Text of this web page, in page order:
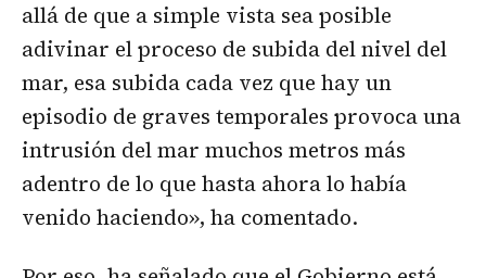
allá de que a simple vista sea posible
adivinar el proceso de subida del nivel del
mar, esa subida cada vez que hay un
episodio de graves temporales provoca una
intrusión del mar muchos metros más
adentro de lo que hasta ahora lo había
venido haciendo», ha comentado.